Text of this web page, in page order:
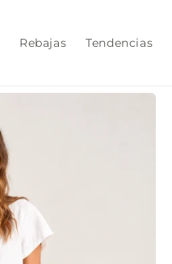
Rebajas Tendencias